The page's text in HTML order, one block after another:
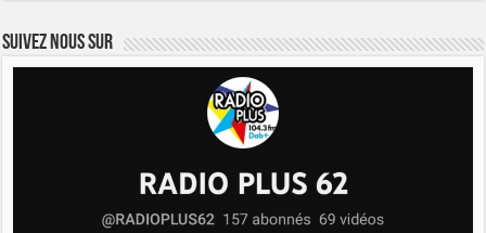
Suivez nous sur